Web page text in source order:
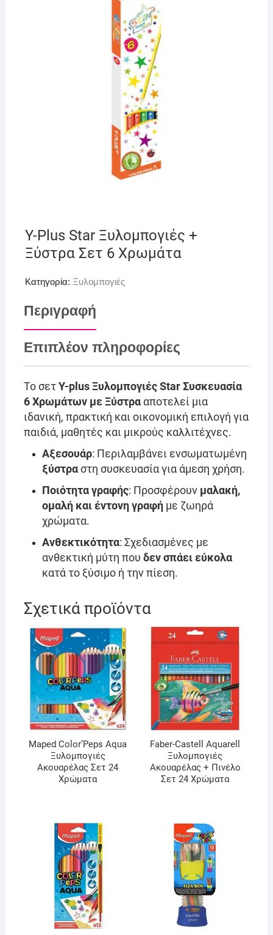
Y-Plus Star Ξυλομπογιές +
Ξύστρα Σετ 6 Χρωμάτα
Κατηγορία: Ξυλομπογιές
Περιγραφή
Επιπλέον πληροφορίες
Το σετY-plus Ξυλομπογιές Star Συσκευασία
6 Χρωμάτων με Ξύστρααποτελεί μια
ιδανική, πρακτική και οικονομική επιλογή για
παιδιά, μαθητές και μικρούς καλλιτέχνες.
Αξεσουάρ: Περιλαμβάνει ενσωματωμένη
ξύστραστη συσκευασία για άμεση χρήση.
Ποιότητα γραφής: Προσφέρουν μαλακή,
ομαλή και έντονη γραφήμε ζωηρά
χρώματα.
Ανθεκτικότητα: Σχεδιασμένες με
ανθεκτική μύτη που δεν σπάει εύκολα
κατά το ξύσιμο ή την πίεση.
Σχετικά προϊόντα
Maped Color’Peps Aqua
Ξυλομπογιές
Ακουαρέλας Σετ 24
Χρώματα
Faber-Castell Aquarell
Ξυλομπογιές
Ακουαρέλας + Πινέλο
Σετ 24 Χρώματα